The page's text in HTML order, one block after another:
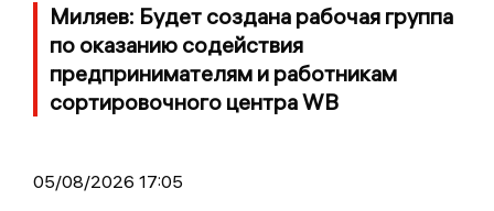
Миляев: Будет создана рабочая группа
по оказанию содействия
предпринимателям и работникам
сортировочного центра WB
05/08/2026 17:05